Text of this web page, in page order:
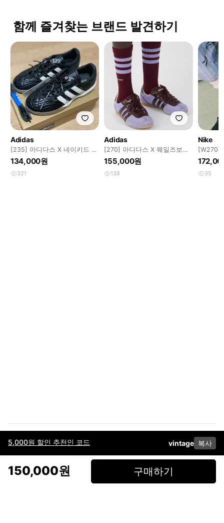
5,000원 할인 추천인 코드 vintage 복사
150,000원 구매하기
함께 즐겨찾는 브랜드 발견하기
Adidas
[235] 아디다스 X 네이키드 마
하 삼바 코어 블랙(✨새상품)
134,000원
321
Adidas
[270] 아디다스 X 웨일즈보너
재팬 화이트 라이트 퍼플(✨새
상품)
155,000원
138
Nike
[W270]
나잇 네
35
이용약관고객센터판매개인정보 처리방침사업자 정보다운로드
페이스북